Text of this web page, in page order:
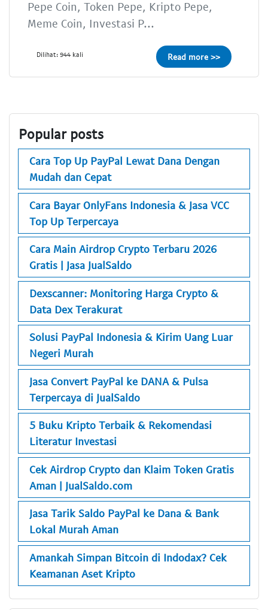
Pepe Coin, Token Pepe, Kripto Pepe,
Meme Coin, Investasi P...
Dilihat: 944 kali Read more >>
Popular posts
Cara Top Up PayPal Lewat Dana Dengan
Mudah dan Cepat
Cara Bayar OnlyFans Indonesia & Jasa VCC
Top Up Terpercaya
Cara Main Airdrop Crypto Terbaru 2026
Gratis | Jasa JualSaldo
Dexscanner: Monitoring Harga Crypto &
Data Dex Terakurat
Solusi PayPal Indonesia & Kirim Uang Luar
Negeri Murah
Jasa Convert PayPal ke DANA & Pulsa
Terpercaya di JualSaldo
5 Buku Kripto Terbaik & Rekomendasi
Literatur Investasi
Cek Airdrop Crypto dan Klaim Token Gratis
Aman | JualSaldo.com
Jasa Tarik Saldo PayPal ke Dana & Bank
Lokal Murah Aman
Amankah Simpan Bitcoin di Indodax? Cek
Keamanan Aset Kripto